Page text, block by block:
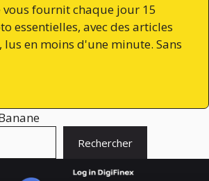
vous fournit chaque jour 15
essentielles, avec des articles
lus en moins d'une minute. Sans
Rechercher